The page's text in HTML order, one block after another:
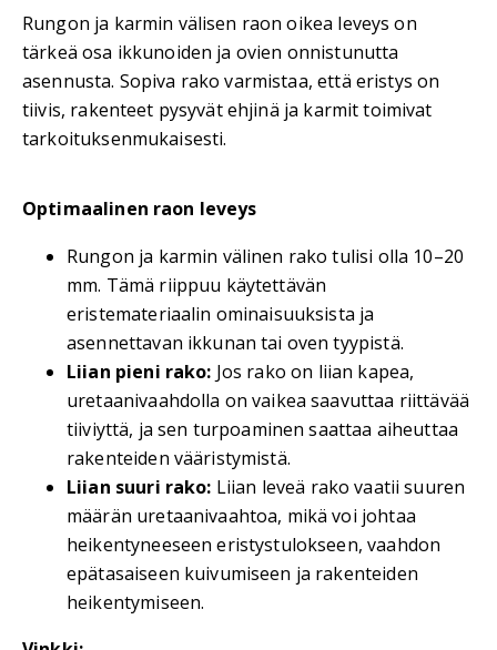
Rungon ja karmin välisen raon oikea leveys on
tärkeä osa ikkunoiden ja ovien onnistunutta
asennusta. Sopiva rako varmistaa, että eristys on
tiivis, rakenteet pysyvät ehjinä ja karmit toimivat
tarkoituksenmukaisesti.
Optimaalinen raon leveys
Rungon ja karmin välinen rako tulisi olla 10–20
mm. Tämä riippuu käytettävän
eristemateriaalin ominaisuuksista ja
asennettavan ikkunan tai oven tyypistä.
Liian pieni rako: Jos rako on liian kapea,
uretaanivaahdolla on vaikea saavuttaa riittävää
tiiviyttä, ja sen turpoaminen saattaa aiheuttaa
rakenteiden vääristymistä.
Liian suuri rako: Liian leveä rako vaatii suuren
määrän uretaanivaahtoa, mikä voi johtaa
heikentyneeseen eristystulokseen, vaahdon
epätasaiseen kuivumiseen ja rakenteiden
heikentymiseen.